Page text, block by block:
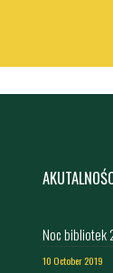
Noc bibliotek
10 October 2019